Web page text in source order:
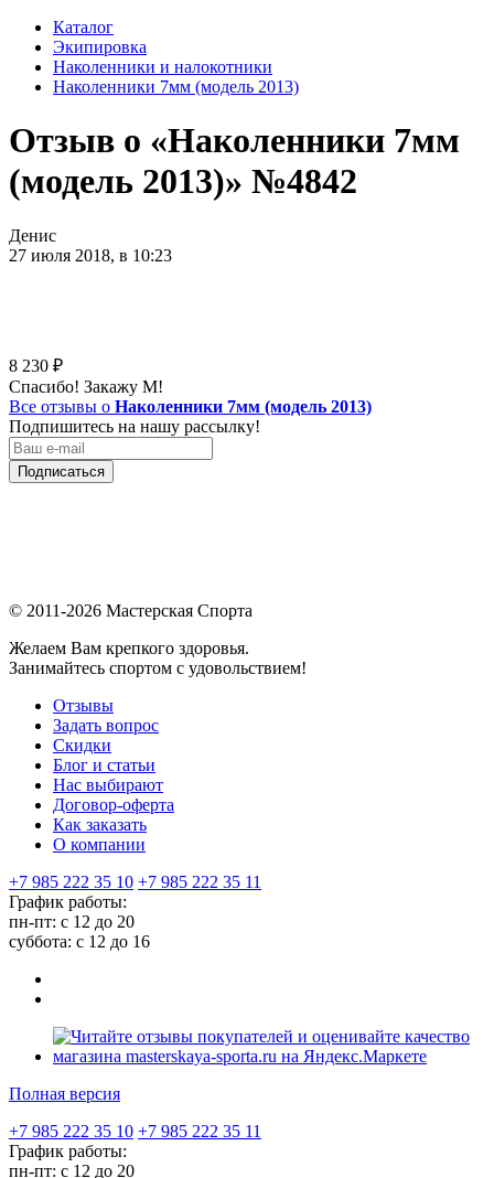
Каталог
Экипировка
Наколенники и налокотники
Наколенники 7мм (модель 2013)
Отзыв о «Наколенники 7мм
(модель 2013)» №4842
Денис
27 июля 2018, в 10:23
8 230 ₽
Спасибо! Закажу М!
Все отзывы о Наколенники 7мм (модель 2013)
Подпишитесь на нашу рассылку!
Подписаться
© 2011-2026 Мастерская Спорта
Желаем Вам крепкого здоровья.
Занимайтесь спортом с удовольствием!
Отзывы
Задать вопрос
Скидки
Блог и статьи
Нас выбирают
Договор-оферта
Как заказать
О компании
+7 985 222 35 10 +7 985 222 35 11
График работы:
пн-пт: с 12 до 20
суббота: c 12 до 16
Полная версия
+7 985 222 35 10 +7 985 222 35 11
График работы:
пн-пт: с 12 до 20